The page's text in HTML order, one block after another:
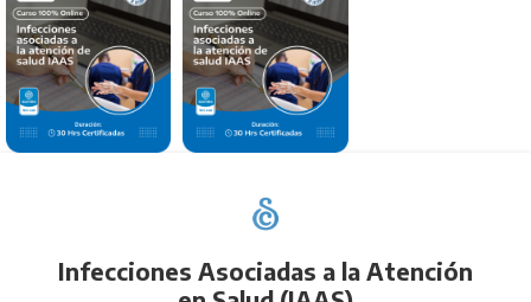
Infecciones Asociadas a la Atención